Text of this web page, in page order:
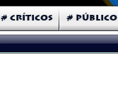
# Críticos # Público